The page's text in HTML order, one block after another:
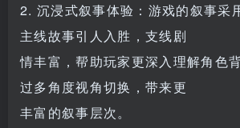
2. 沉浸式叙事体验：游戏的叙事采
主线故事引人入胜，支线剧
情丰富，帮助玩家更深入理解角色
过多角度视角切换，带来更
丰富的叙事层次。